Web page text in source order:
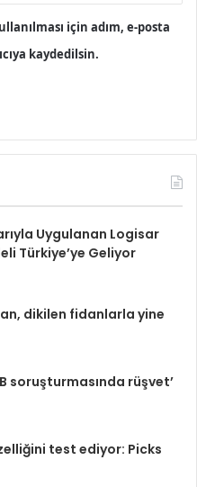
için adım, e-posta
kaydedilsin.
Uygulanan Logisar
Türkiye’ye Geliyor
dikilen fidanlarla yine
soruşturmasında rüşvet’
test ediyor: Picks